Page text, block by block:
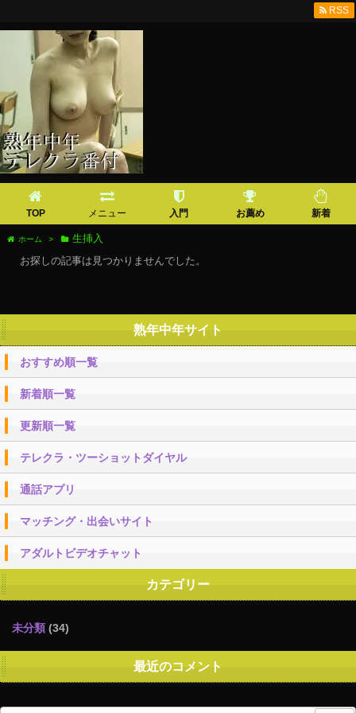
TOP メニュー 入門 お薦め 新着
RSS
ホーム >
生挿入
お探しの記事は見つかりませんでした。
熟年中年サイト
おすすめ順一覧
新着順一覧
更新順一覧
テレクラ・ツーショットダイヤル
通話アプリ
マッチング・出会いサイト
アダルトビデオチャット
カテゴリー
未分類 (34)
最近のコメント